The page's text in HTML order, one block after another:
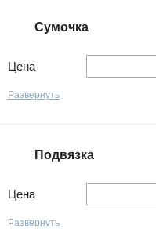
Сумочка
Цена
Развернуть
Подвязка
Цена
Развернуть